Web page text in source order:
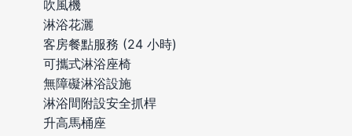
吹風機
淋浴花灑
客房餐點服務 (24 小時)
可攜式淋浴座椅
無障礙淋浴設施
淋浴間附設安全抓桿
升高馬桶座